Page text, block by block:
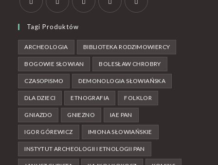
Tagi Produktów
ARCHEOLOGIA BIBLIOTEKA RODZIMOWIERCY
BOGOWIE SŁOWIAN BOLESŁAW CHROBRY
CZASOPISMO DEMONOLOGIA SŁOWIAŃSKA
DLA DZIECI ETNOGRAFIA FOLKLOR
GNIAZDO GNIEZNO IAE PAN
IGOR GÓREWICZ IMIONA SŁOWIAŃSKIE
INSTYTUT ARCHEOLOGII I ETNOLOGII PAN